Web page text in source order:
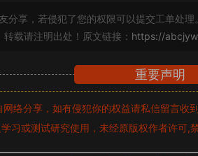
分享，若侵犯了您的权限可以提交工单处理。
载请注明出处！原文链接： https://
重要声明
网络分享，如有侵犯你的权益请私信留言收
习或测试研究使用，未经原版权作者许可,